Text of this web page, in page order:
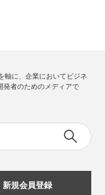
軸に、企業においてビジネ
発者のためのメディアで
新規会員登録